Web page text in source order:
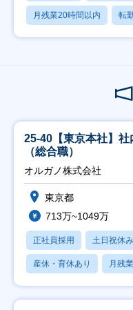
月残業20時間以内 転
25-40【東京本社】
（総合職）
オルガノ株式会社
東京都
713万~1049万
正社員採用 土日祝休み
産休・育休あり 月残